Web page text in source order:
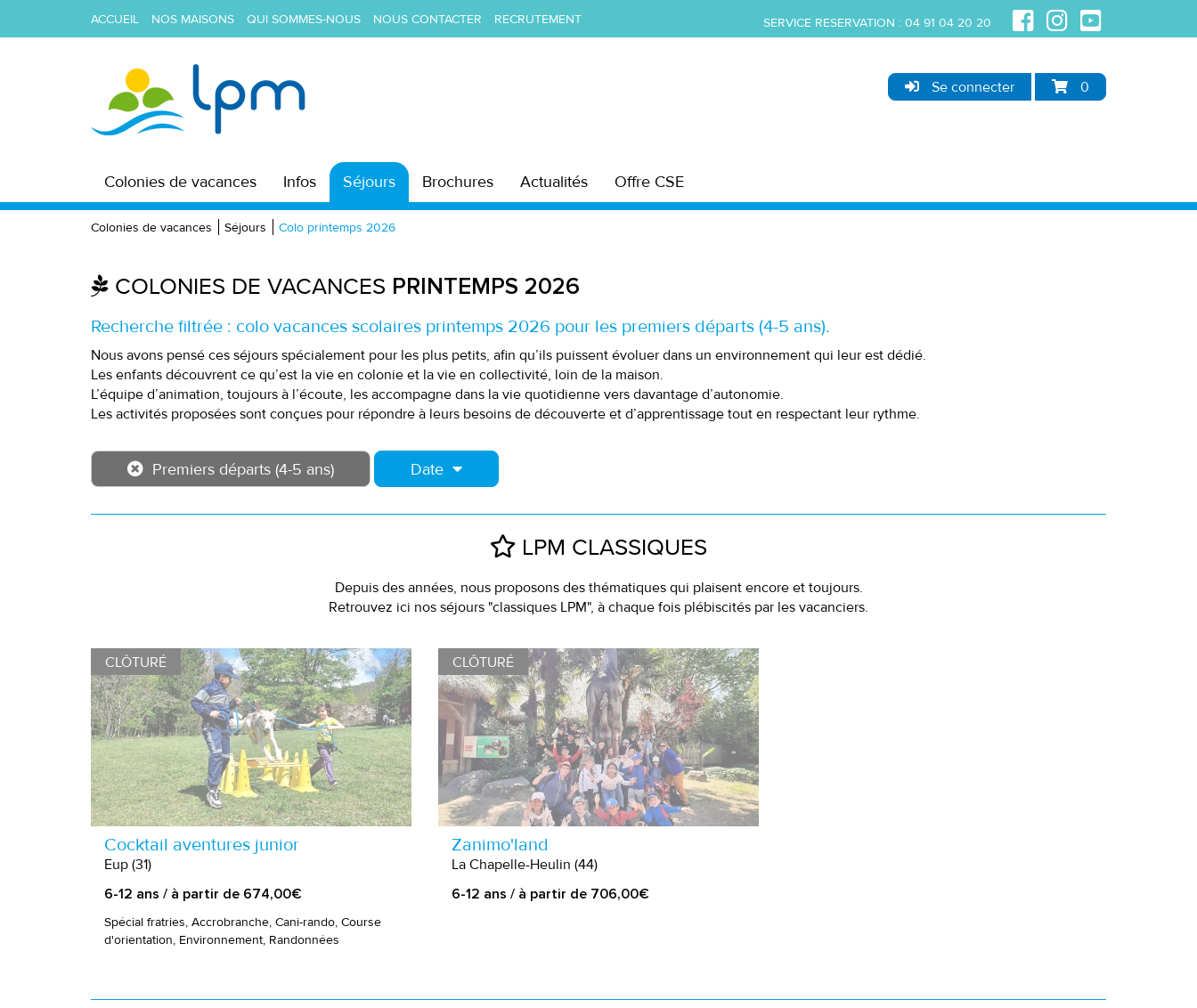
ACCUEIL NOS MAISONS QUI SOMMES-NOUS NOUS CONTACTER RECRUTEMENT SERVICE RESERVATION : 04 91 04 20 20
Se connecter 0
Colonies de vacances Infos Séjours Brochures Actualités Offre CSE
Colonies de vacances Séjours Colo printemps 2026
COLONIES DE VACANCES PRINTEMPS 2026
Recherche filtrée : colo vacances scolaires printemps 2026 pour les premiers départs (4-5 ans).
Nous avons pensé ces séjours spécialement pour les plus petits, afin qu’ils puissent évoluer dans un environnement qui leur est dédié.
Les enfants découvrent ce qu’est la vie en colonie et la vie en collectivité, loin de la maison.
L’équipe d’animation, toujours à l’écoute, les accompagne dans la vie quotidienne vers davantage d’autonomie.
Les activités proposées sont conçues pour répondre à leurs besoins de découverte et d’apprentissage tout en respectant leur rythme.
Premiers départs (4-5 ans) Date
LPM CLASSIQUES
Depuis des années, nous proposons des thématiques qui plaisent encore et toujours.
Retrouvez ici nos séjours "classiques LPM", à chaque fois plébiscités par les vacanciers.
CLÔTURÉ
Cocktail aventures junior
Eup (31)
6-12 ans / à partir de 674,00€
Spécial fratries, Accrobranche, Cani-rando, Course
d'orientation, Environnement, Randonnées
CLÔTURÉ
Zanimo'land
La Chapelle-Heulin (44)
6-12 ans / à partir de 706,00€